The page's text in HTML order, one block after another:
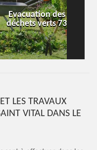
Evacuation des
déchets verts 73
LES TRAVAUX
VITAL DANS LE